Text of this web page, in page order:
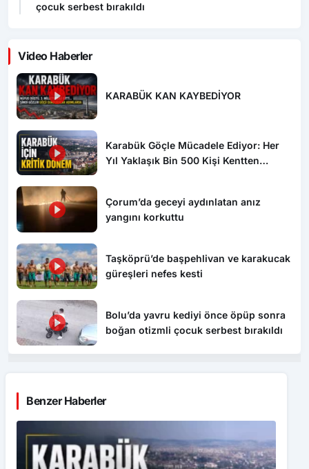
çocuk serbest bırakıldı
Video Haberler
KARABÜK KAN KAYBEDİYOR
Karabük Göçle Mücadele Ediyor: Her
Yıl Yaklaşık Bin 500 Kişi Kentten
Çorum’da geceyi aydınlatan anız
yangını korkuttu
Taşköprü’de başpehlivan ve karakucak
güreşleri nefes kesti
Bolu’da yavru kediyi önce öpüp sonra
boğan otizmli çocuk serbest bırakıldı
Benzer Haberler